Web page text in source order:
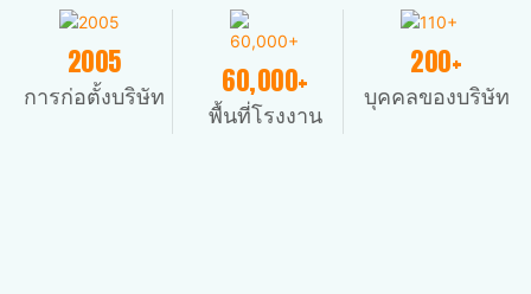
2005
การก่อตั้งบริษัท 60,000+
พื้นที่โรงงาน
200+
บุคคลของบริษัท